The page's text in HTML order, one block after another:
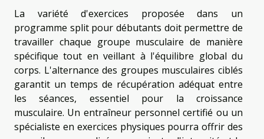
La variété d'exercices proposée dans un
programme split pour débutants doit permettre de
travailler chaque groupe musculaire de manière
spécifique tout en veillant à l'équilibre global du
corps. L'alternance des groupes musculaires ciblés
garantit un temps de récupération adéquat entre
les séances, essentiel pour la croissance
musculaire. Un entraîneur personnel certifié ou un
spécialiste en exercices physiques pourra offrir des